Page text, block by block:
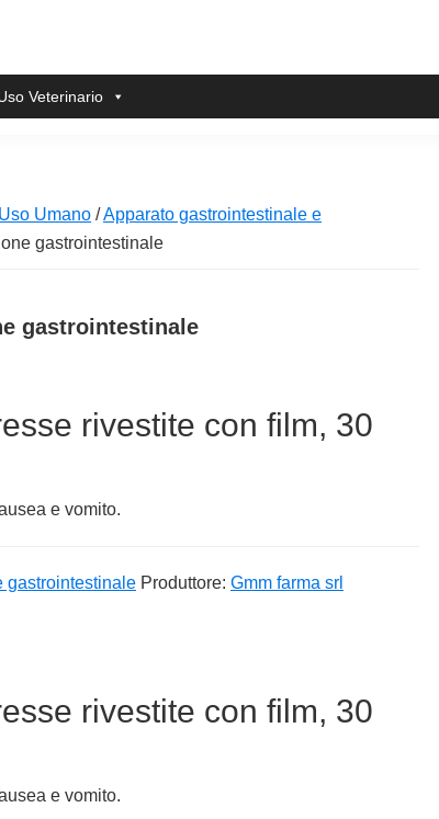
Veterinario
Umano /Apparato gastrointestinale e
gastrointestinale
gastrointestinale
rivestite con film, 30
e vomito.
gastrointestinale Produttore: Gmm farma srl
rivestite con film, 30
e vomito.